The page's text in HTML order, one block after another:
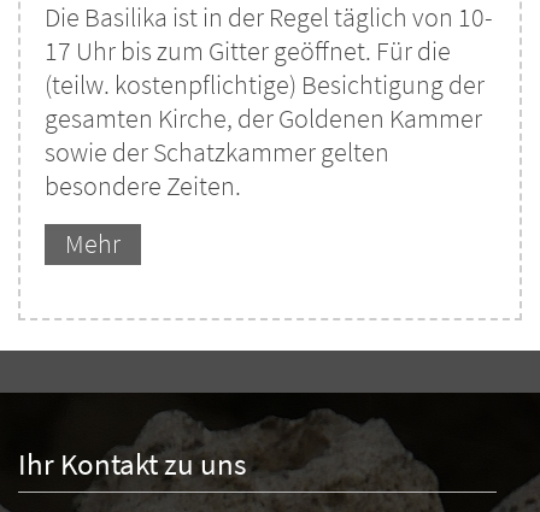
Die Basilika ist in der Regel täglich von 10-
17 Uhr bis zum Gitter geöffnet. Für die
(teilw. kostenpflichtige) Besichtigung der
gesamten Kirche, der Goldenen Kammer
sowie der Schatzkammer gelten
besondere Zeiten.
Mehr
Ihr Kontakt zu uns